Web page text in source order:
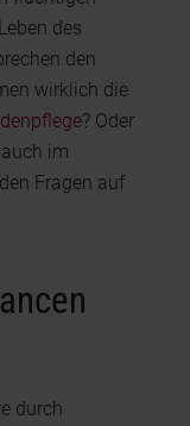
des
den
wirklich die
? Oder
im
Fragen auf
durch